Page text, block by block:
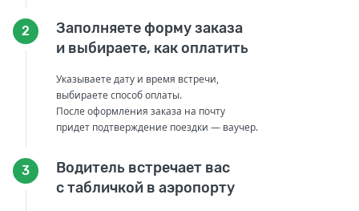
2
Заполняете форму заказа
и выбираете, как оплатить
Указываете дату и время встречи,
выбираете способ оплаты.
После оформления заказа на почту
придет подтверждение поездки — ваучер.
3
Водитель встречает вас
с табличкой в аэропорту